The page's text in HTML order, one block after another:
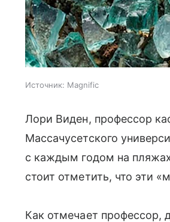
Источник: Magnific
Лори Виден, профессор
Массачусетского
с каждым годом на
стоит отметить, что эти
Как отмечает профессор,